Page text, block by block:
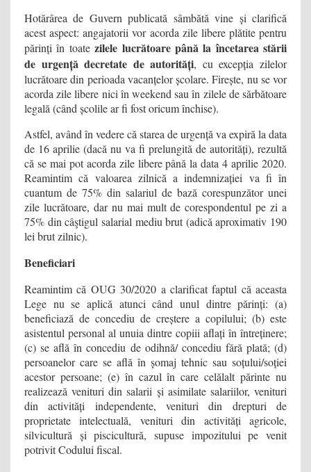
Hotărârea de Guvern publicată sâmbătă vine și clarifică
acest aspect: angajatorii vor acorda zile libere plătite pentru
părinți în toatezilele lucrătoare până la încetarea stării
de urgență decretate de autorități, cu excepția zilelor
lucrătoare din perioada vacanțelor școlare. Firește, nu se vor
acorda zile libere nici în weekend sau în zilele de sărbătoare
legală (când școlile ar fi fost oricum închise).
Astfel, având în vedere că starea de urgență va expiră la data
de 16 aprilie (dacă nu va fi prelungită de autorități), rezultă
că se mai pot acorda zile libere până la data 4 aprilie 2020.
Reamintim că valoarea zilnică a indemnizației va fi în
cuantum de 75% din salariul de bază corespunzător unei
zile lucrătoare, dar nu mai mult de corespondentul pe zi a
75% din câştigul salarial mediu brut (adică aproximativ 190
lei brut zilnic).
Beneficiari
Reamintim că OUG 30/2020 a clarificat faptul că aceasta
Lege nu se aplică atunci când unul dintre părinți: (a)
beneficiază de concediu de creștere a copilului; (b) este
asistentul personal al unuia dintre copiii aflați în întreținere;
(c) se află în concediu de odihnă/ concediu fără plată; (d)
persoanelor care se află în șomaj tehnic sau soțului/soției
acestor persoane; (e) în cazul în care celălalt părinte nu
realizează venituri din salarii și asimilate salariilor, venituri
din activități independente, venituri din drepturi de
proprietate intelectuală, venituri din activități agricole,
silvicultură și piscicultură, supuse impozitului pe venit
potrivit Codului fiscal.